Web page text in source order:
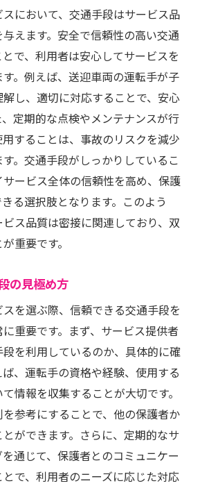
において、交通手段はサービス品
えます。安全で信頼性の高い交通
で、利用者は安心してサービスを
。例えば、送迎車両の運転手が子
し、適切に対応することで、安心
定期的な点検やメンテナンスが行
することは、事故のリスクを減少
。交通手段がしっかりしているこ
ービス全体の信頼性を高め、保護
る選択肢となります。このよう
ス品質は密接に関連しており、双
重要です。
の見極め方
を選ぶ際、信頼できる交通手段を
重要です。まず、サービス提供者
を利用しているのか、具体的に確
、運転手の資格や経験、使用する
情報を収集することが大切です。
参考にすることで、他の保護者か
ができます。さらに、定期的なサ
通じて、保護者とのコミュニケー
で、利用者のニーズに応じた対応